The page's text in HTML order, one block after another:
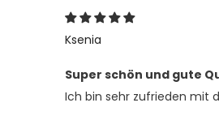
Ksenia
Super schön und gute
Ich bin sehr zufrieden mit